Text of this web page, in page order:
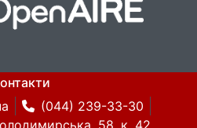
(044) 239-33-30
58, к. 42